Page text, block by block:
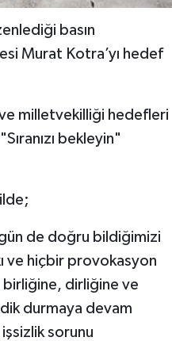
basın
Murat Kotra’yı hedef
milletvekilliği hedefleri
bekleyin"
de doğru bildiğimizi
ve hiçbir provokasyon
birliğine, dirliğine ve
durmaya devam
sorunu